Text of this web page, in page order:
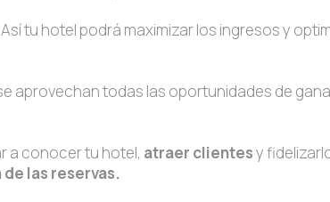
tu hotel podrá maximizar los ingresos y
aprovechan todas las oportunidades de
a conocer tu hotel, atraer clientesy
las reservas.